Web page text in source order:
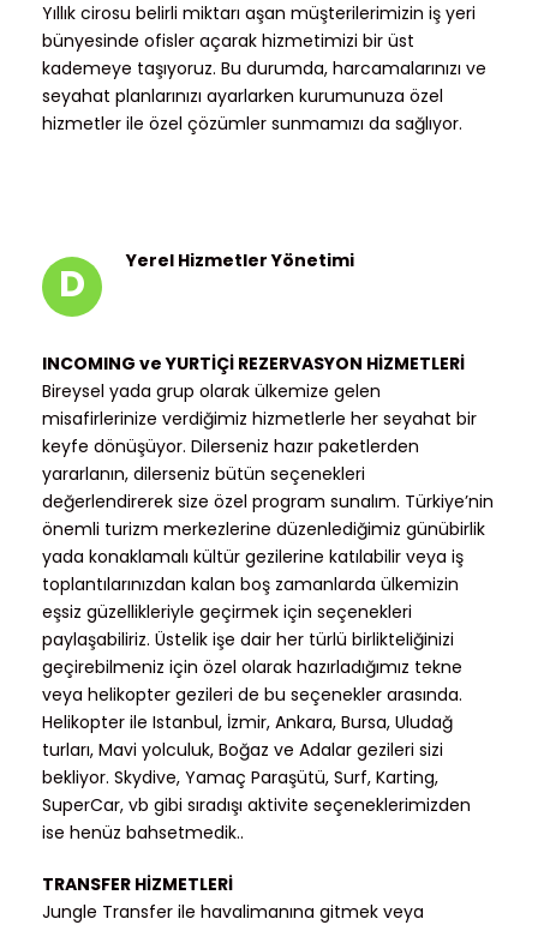
Yıllık cirosu belirli miktarı aşan müşterilerimizin iş yeri
bünyesinde ofisler açarak hizmetimizi bir üst
kademeye taşıyoruz. Bu durumda, harcamalarınızı ve
seyahat planlarınızı ayarlarken kurumunuza özel
hizmetler ile özel çözümler sunmamızı da sağlıyor.
D Yerel Hizmetler Yönetimi
INCOMING ve YURTİÇİ REZERVASYON HİZMETLERİ
Bireysel yada grup olarak ülkemize gelen
misafirlerinize verdiğimiz hizmetlerle her seyahat bir
keyfe dönüşüyor. Dilerseniz hazır paketlerden
yararlanın, dilerseniz bütün seçenekleri
değerlendirerek size özel program sunalım. Türkiye’nin
önemli turizm merkezlerine düzenlediğimiz günübirlik
yada konaklamalı kültür gezilerine katılabilir veya iş
toplantılarınızdan kalan boş zamanlarda ülkemizin
eşsiz güzellikleriyle geçirmek için seçenekleri
paylaşabiliriz. Üstelik işe dair her türlü birlikteliğinizi
geçirebilmeniz için özel olarak hazırladığımız tekne
veya helikopter gezileri de bu seçenekler arasında.
Helikopter ile Istanbul, İzmir, Ankara, Bursa, Uludağ
turları, Mavi yolculuk, Boğaz ve Adalar gezileri sizi
bekliyor. Skydive, Yamaç Paraşütü, Surf, Karting,
SuperCar, vb gibi sıradışı aktivite seçeneklerimizden
ise henüz bahsetmedik..
TRANSFER HİZMETLERİ
Jungle Transfer ile havalimanına gitmek veya